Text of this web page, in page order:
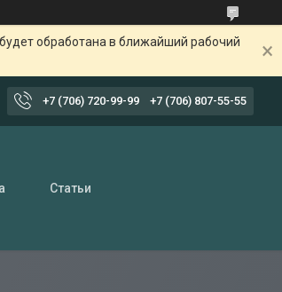
обработана в ближайший рабочий
+7 (706) 720-99-99 +7 (706) 807-55-55
Статьи